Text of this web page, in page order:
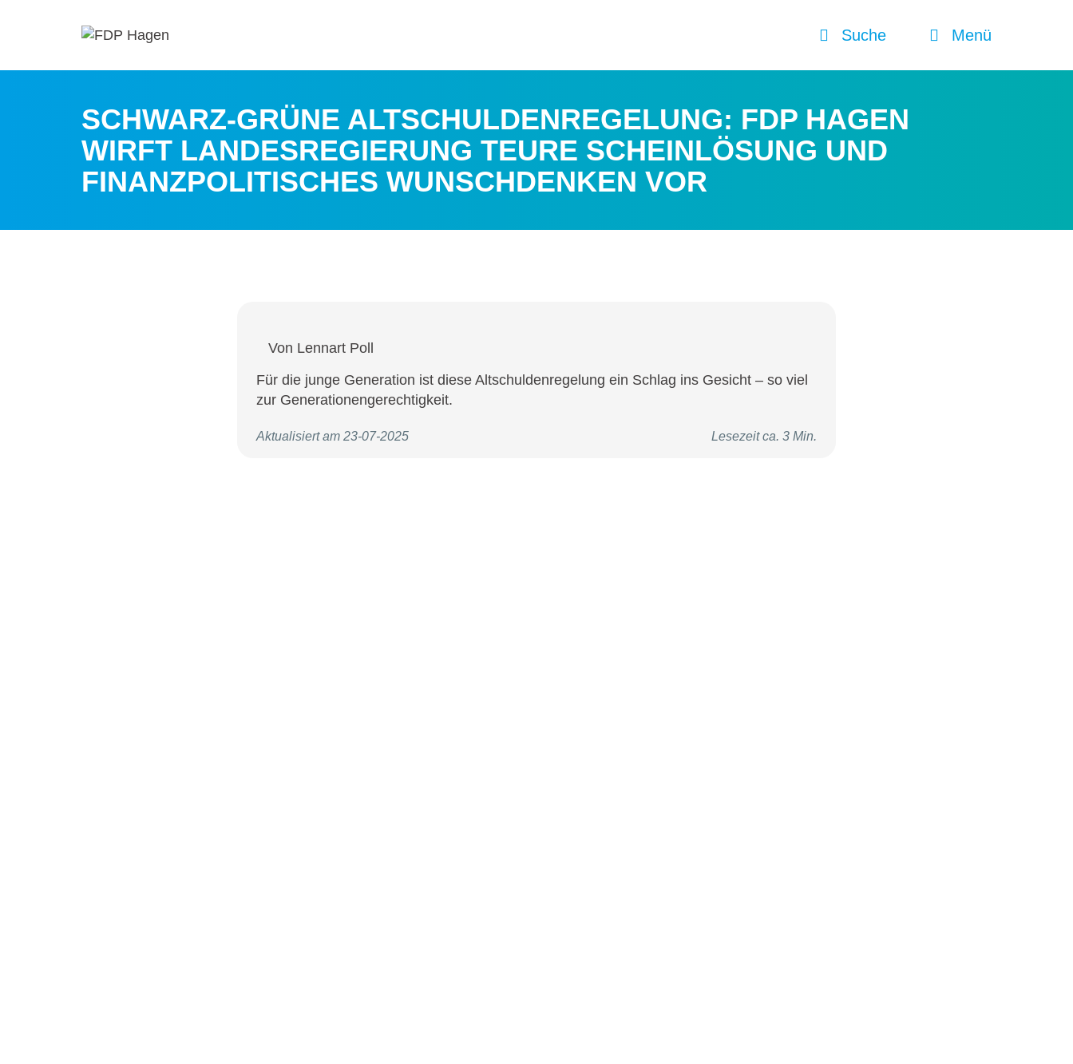
Suche Menü
SCHWARZ-GRÜNE ALTSCHULDENREGELUNG: FDP HAGEN
WIRFT LANDESREGIERUNG TEURE SCHEINLÖSUNG UND
FINANZPOLITISCHES WUNSCHDENKEN VOR
Von Lennart Poll
Für die junge Generation ist diese Altschuldenregelung ein Schlag ins Gesicht – so viel
zur Generationengerechtigkeit.
Aktualisiert am 23-07-2025 Lesezeit ca. 3 Min.